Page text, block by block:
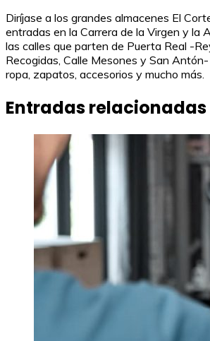
Diríjase a los grandes almacenes El
entradas en la Carrera de la Virgen y la
las calles que parten de Puerta Real -
Recogidas, Calle Mesones y San
ropa, zapatos, accesorios y mucho más.
Entradas relacionadas